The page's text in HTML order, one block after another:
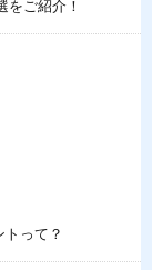
をご紹介！
って？